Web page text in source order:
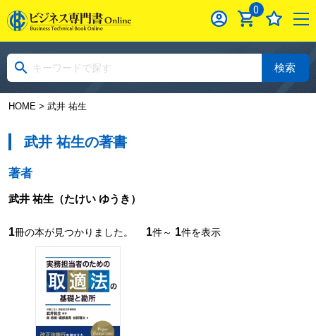
0
検索
HOME> 武井 祐生
武井 祐生の著書
著者
武井 祐生 （たけい ゆうき）
1冊の本が見つかりました。 1件～ 1件を表示